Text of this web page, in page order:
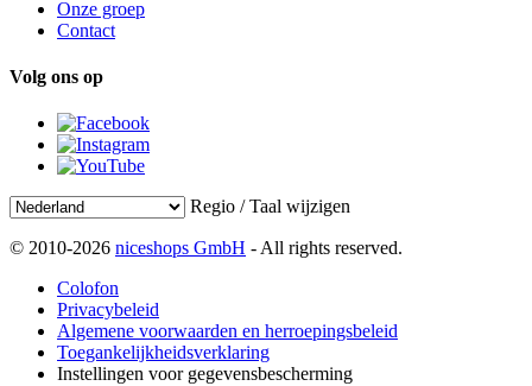
Onze groep
Contact
Volg ons op
Regio / Taal wijzigen
© 2010-2026 niceshops GmbH - All rights reserved.
Colofon
Privacybeleid
Algemene voorwaarden en herroepingsbeleid
Toegankelijkheidsverklaring
Instellingen voor gegevensbescherming